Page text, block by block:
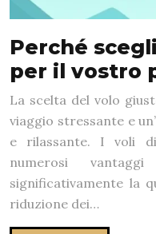
Perché
per il vostro
La scelta del volo
viaggio stressante e
e rilassante. I voli
numerosi
significativamente la
riduzione dei…